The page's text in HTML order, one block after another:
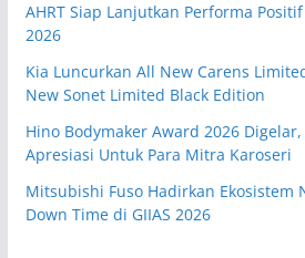
AHRT Siap Lanjutkan Performa
2026
Kia Luncurkan All New Carens
New Sonet Limited Black Edition
Hino Bodymaker Award 2026
Apresiasi Untuk Para Mitra Karoseri
Mitsubishi Fuso Hadirkan Ekosistem
Down Time di GIIAS 2026